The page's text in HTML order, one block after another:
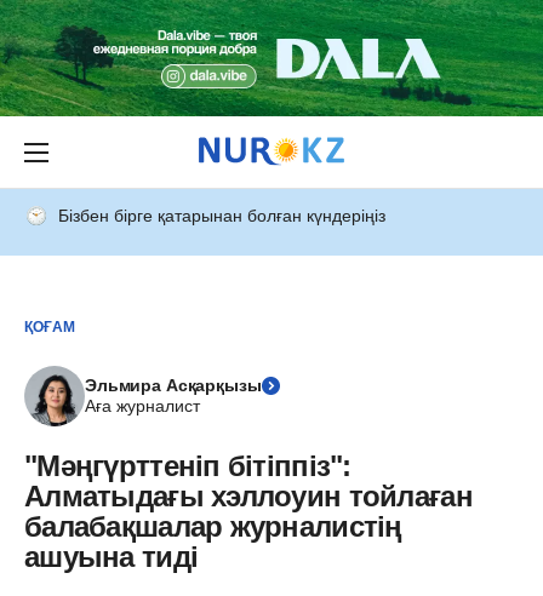
Бізбен бірге қатарынан болған күндеріңіз
ҚОҒАМ
Эльмира Асқарқызы
Аға журналист
"Мәңгүрттеніп бітіппіз":
Алматыдағы хэллоуин тойлаған
балабақшалар журналистің
ашуына тиді